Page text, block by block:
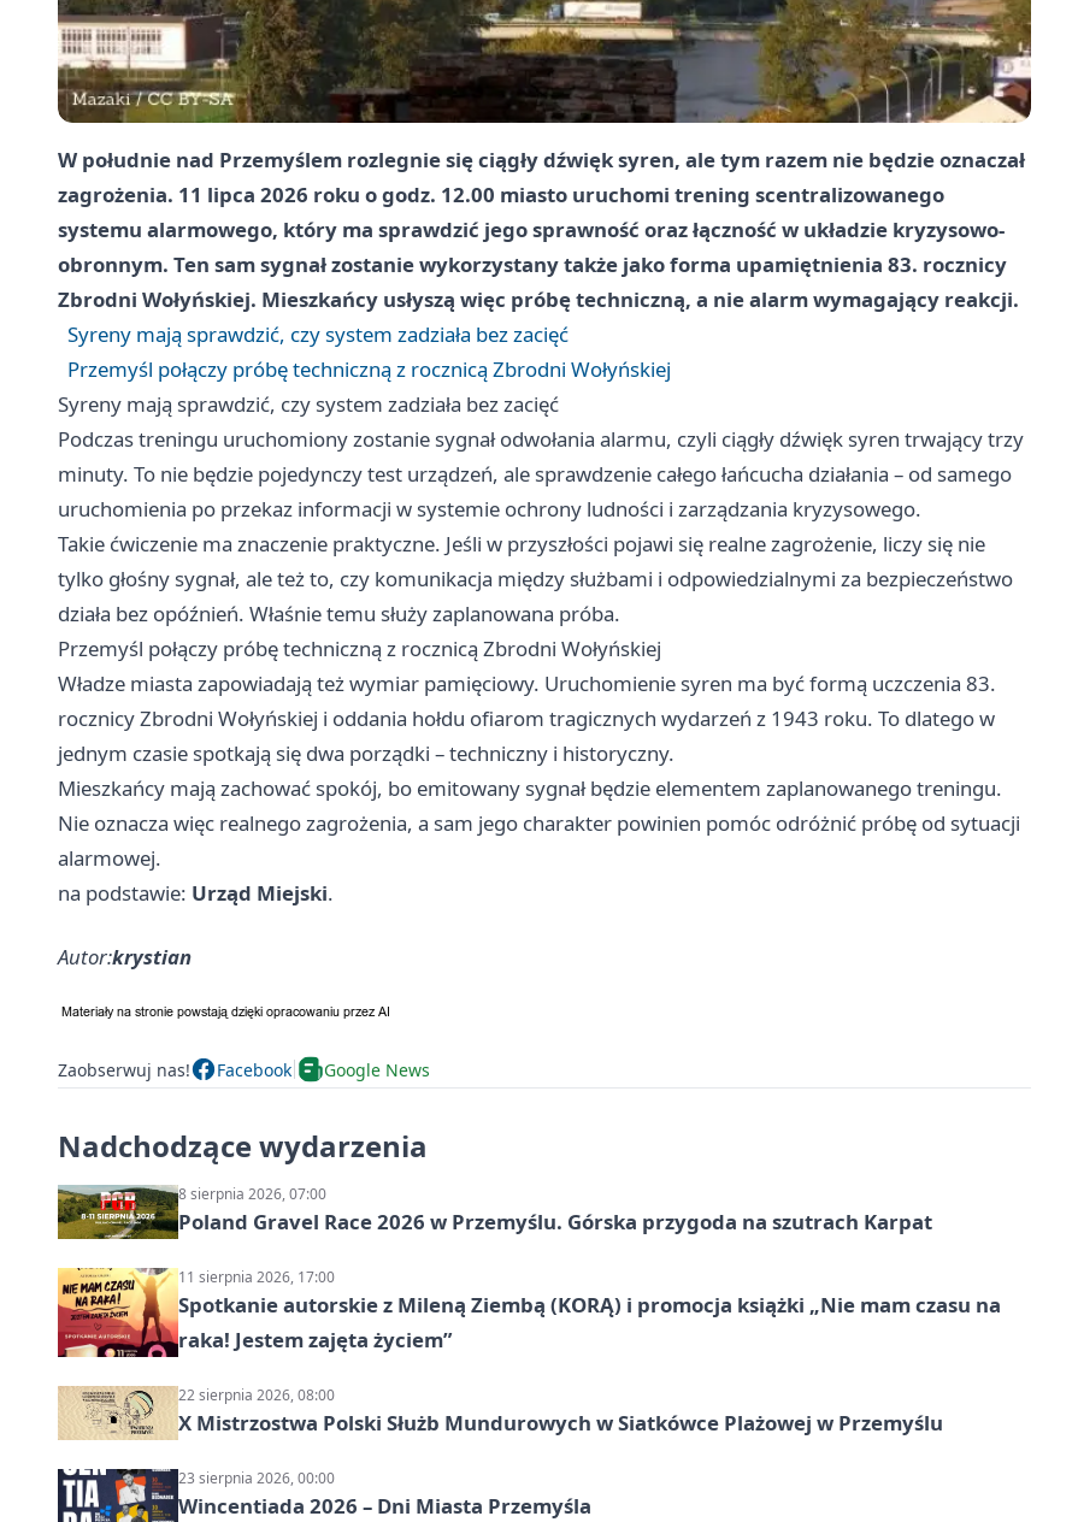
W południe nad Przemyślem rozlegnie się ciągły dźwięk syren, ale tym razem nie będzie oznaczał
zagrożenia. 11 lipca 2026 roku o godz. 12.00 miasto uruchomi trening scentralizowanego
systemu alarmowego, który ma sprawdzić jego sprawność oraz łączność w układzie kryzysowo-
obronnym. Ten sam sygnał zostanie wykorzystany także jako forma upamiętnienia 83. rocznicy
Zbrodni Wołyńskiej. Mieszkańcy usłyszą więc próbę techniczną, a nie alarm wymagający reakcji.
Syreny mają sprawdzić, czy system zadziała bez zacięć
Przemyśl połączy próbę techniczną z rocznicą Zbrodni Wołyńskiej
Syreny mają sprawdzić, czy system zadziała bez zacięć
Podczas treningu uruchomiony zostanie sygnał odwołania alarmu, czyli ciągły dźwięk syren trwający trzy
minuty. To nie będzie pojedynczy test urządzeń, ale sprawdzenie całego łańcucha działania – od samego
uruchomienia po przekaz informacji w systemie ochrony ludności i zarządzania kryzysowego.
Takie ćwiczenie ma znaczenie praktyczne. Jeśli w przyszłości pojawi się realne zagrożenie, liczy się nie
tylko głośny sygnał, ale też to, czy komunikacja między służbami i odpowiedzialnymi za bezpieczeństwo
działa bez opóźnień. Właśnie temu służy zaplanowana próba.
Przemyśl połączy próbę techniczną z rocznicą Zbrodni Wołyńskiej
Władze miasta zapowiadają też wymiar pamięciowy. Uruchomienie syren ma być formą uczczenia 83.
rocznicy Zbrodni Wołyńskiej i oddania hołdu ofiarom tragicznych wydarzeń z 1943 roku. To dlatego w
jednym czasie spotkają się dwa porządki – techniczny i historyczny.
Mieszkańcy mają zachować spokój, bo emitowany sygnał będzie elementem zaplanowanego treningu.
Nie oznacza więc realnego zagrożenia, a sam jego charakter powinien pomóc odróżnić próbę od sytuacji
alarmowej.
na podstawie: Urząd Miejski.
Autor:krystian
Zaobserwuj nas! Facebook Google News
Nadchodzące wydarzenia
8 sierpnia 2026, 07:00
Poland Gravel Race 2026 w Przemyślu. Górska przygoda na szutrach Karpat
11 sierpnia 2026, 17:00
Spotkanie autorskie z Mileną Ziembą (KORĄ) i promocja książki „Nie mam czasu na
raka! Jestem zajęta życiem”
22 sierpnia 2026, 08:00
X Mistrzostwa Polski Służb Mundurowych w Siatkówce Plażowej w Przemyślu
23 sierpnia 2026, 00:00
Wincentiada 2026 – Dni Miasta Przemyśla